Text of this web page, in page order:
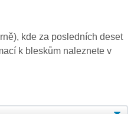
kde za posledních deset
k bleskům naleznete v